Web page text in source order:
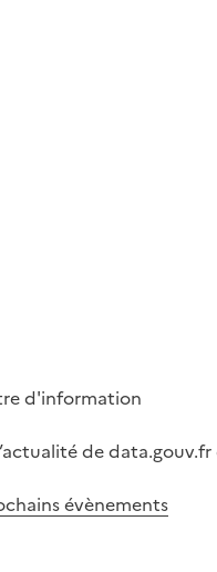
d'information
de
évènements